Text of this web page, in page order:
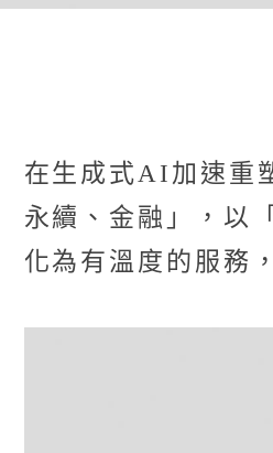
在生成式AI加速重
永續、金融」，以
化為有溫度的服務